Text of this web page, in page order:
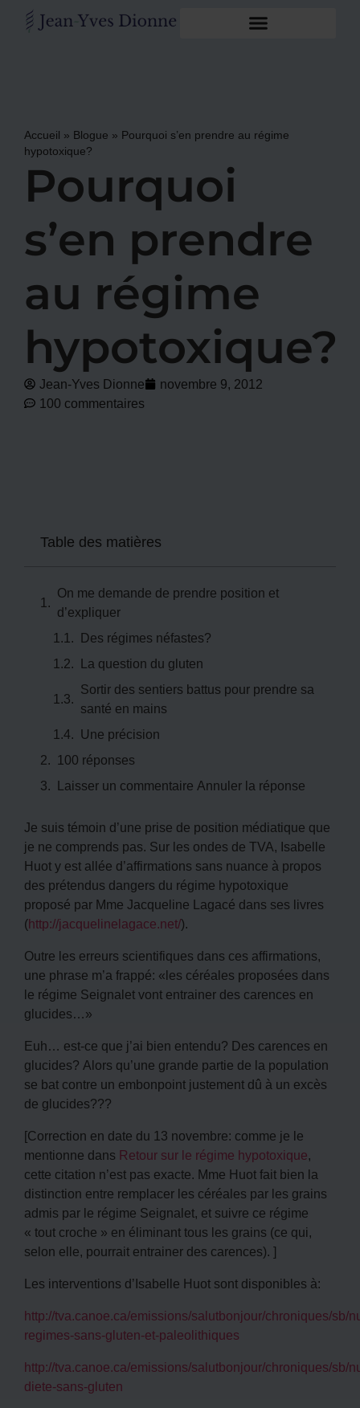
Accueil » Blogue » Pourquoi s’en prendre au régime
hypotoxique?
Pourquoi
s’en prendre
au régime
hypotoxique?
Jean-Yves Dionne
novembre 9, 2012
100 commentaires
Table des matières
On me demande de prendre position et
d’expliquer
Des régimes néfastes?
La question du gluten
Sortir des sentiers battus pour prendre sa
santé en mains
Une précision
100 réponses
Laisser un commentaire Annuler la réponse
Je suis témoin d’une prise de position médiatique que
je ne comprends pas. Sur les ondes de TVA, Isabelle
Huot y est allée d’affirmations sans nuance à propos
des prétendus dangers du régime hypotoxique
proposé par Mme Jacqueline Lagacé dans ses livres
(http://jacquelinelagace.net/).
Outre les erreurs scientifiques dans ces affirmations,
une phrase m’a frappé: «les céréales proposées dans
le régime Seignalet vont entrainer des carences en
glucides…»
Euh… est-ce que j’ai bien entendu? Des carences en
glucides? Alors qu’une grande partie de la population
se bat contre un embonpoint justement dû à un excès
de glucides???
[Correction en date du 13 novembre: comme je le
mentionne dans Retour sur le régime hypotoxique,
cette citation n’est pas exacte. Mme Huot fait bien la
distinction entre remplacer les céréales par les grains
admis par le régime Seignalet, et suivre ce régime
« tout croche » en éliminant tous les grains (ce qui,
selon elle, pourrait entrainer des carences). ]
Les interventions d’Isabelle Huot sont disponibles à:
http://tva.canoe.ca/emissions/salutbonjour/chroniques/sb/
regimes-sans-gluten-et-paleolithiques
http://tva.canoe.ca/emissions/salutbonjour/chroniques/sb/
diete-sans-gluten